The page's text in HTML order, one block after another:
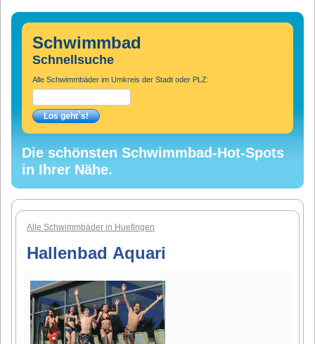
Schwimmbad
Schnellsuche
Alle Schwimmbäder im Umkreis der Stadt oder PLZ:
Die schönsten Schwimmbad-Hot-Spots
in Ihrer Nähe.
Alle Schwimmbäder in Huefingen
Hallenbad Aquari